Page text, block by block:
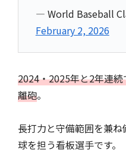
— World Baseball
February 2, 2026
2024・2025年と2年連
離砲。
長打力と守備範囲を兼
球を担う看板選手です。